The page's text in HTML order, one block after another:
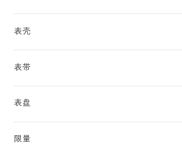
表壳
表带
表盘
限量